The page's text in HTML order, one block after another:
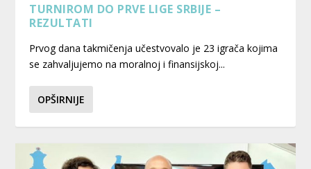
TURNIROM DO PRVE LIGE SRBIJE –
REZULTATI
Prvog dana takmičenja učestvovalo je 23 igrača kojima
se zahvaljujemo na moralnoj i finansijskoj...
OPŠIRNIJE